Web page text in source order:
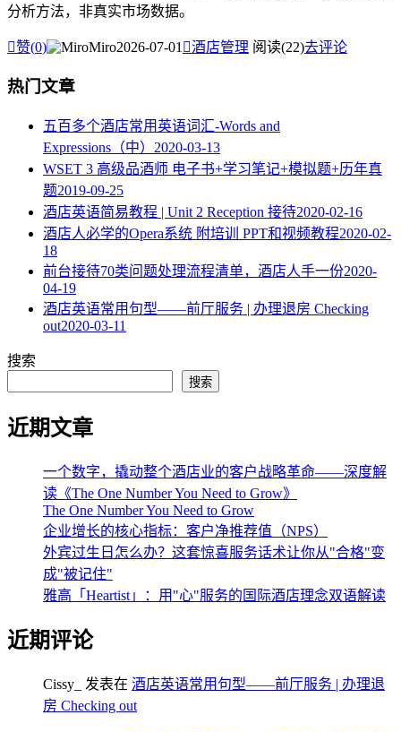
分析方法，非真实市场数据。
赞(0) Miro2026-07-01 酒店管理 阅读(22)去评论
热门文章
五百多个酒店常用英语词汇-Words and
Expressions（中） 2020-03-13
WSET 3 高级品酒师 电子书+学习笔记+模拟题+历年真
题2019-09-25
酒店英语简易教程 | Unit 2 Reception 接待2020-02-16
酒店人必学的Opera系统 附培训 PPT和视频教程2020-02-
18
​前台接待70类问题处理流程清单，酒店人手一份2020-
04-19
酒店英语常用句型——前厅服务 | 办理退房 Checking
out2020-03-11
搜索
搜索
近期文章
一个数字，撬动整个酒店业的客户战略革命——深度解
读《The One Number You Need to Grow》
The One Number You Need to Grow
企业增长的核心指标：客户净推荐值（NPS）
外宾过生日怎么办？这套惊喜服务话术让你从"合格"变
成"被记住"
雅高「Heartist」：用"心"服务的国际酒店理念双语解读
近期评论
Cissy_ 发表在 酒店英语常用句型——前厅服务 | 办理退
房 Checking out